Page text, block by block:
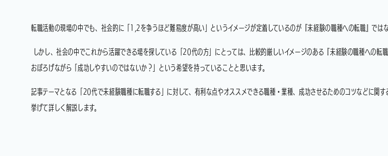
転職活動の現場の中でも、社会的に「1,2を争うほど難易度が高い」というイメージが定着しているのが『未経験の職種への転職』では
しかし、社会の中でこれから活躍できる場を探している「20代の方」にとっては、比較的厳しいイメージのある『未経験の職種への転職
おぼろげながら「成功しやすいのではないか？」という希望を持っていることと思います。
記事テーマとなる「20代で未経験職種に転職する」に対して、有利な点やオススメできる職種・業種、成功させるためのコツなどに関す
挙げて詳しく解説します。